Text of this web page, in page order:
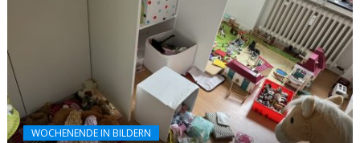
WOCHENENDE IN BILDERN